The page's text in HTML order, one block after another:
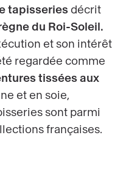
tapisseries décrit
du Roi-Soleil.
et son intérêt
regardée comme
tissées aux
et en soie,
sont parmi
françaises.